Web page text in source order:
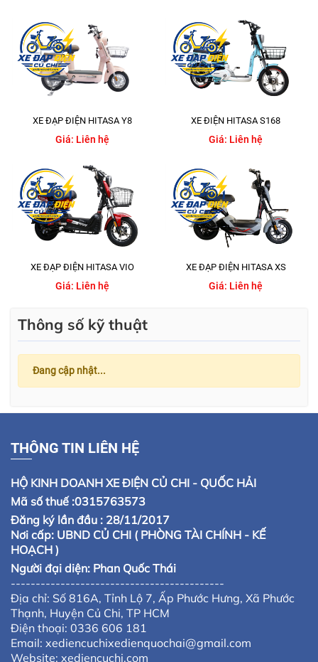
XE ĐẠP ĐIỆN HITASA Y8
Giá: Liên hệ
XE ĐIỆN HITASA S168
Giá: Liên hệ
XE ĐẠP ĐIỆN HITASA VIO
Giá: Liên hệ
XE ĐẠP ĐIỆN HITASA XS
Giá: Liên hệ
Thông số kỹ thuật
Đang cập nhật...
THÔNG TIN LIÊN HỆ
HỘ KINH DOANH XE ĐIỆN CỦ CHI - QUỐC HẢI
Mã số thuế :0315763573
Đăng ký lần đầu : 28/11/2017
Nơi cấp: UBND CỦ CHI ( PHÒNG TÀI CHÍNH - KẾ
HOẠCH )
Người đại diện: Phan Quốc Thái
-------------------------------------------
Địa chỉ: Số 816A, Tỉnh Lộ 7, Ấp Phước Hưng, Xã Phước
Thạnh, Huyện Củ Chi, TP HCM
Điện thoại: 0336 606 181
Email: xediencuchixedienquochai@gmail.com
Website: xediencuchi.com